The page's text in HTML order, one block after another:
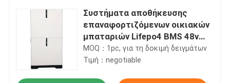
Συστήματα αποθήκευσης
επαναφορτιζόμενων οικιακών
μπαταριών Lifepo4 BMS 48v
51.2v
MOQ：1pc, για τη δοκιμή δειγμάτων
Τιμή：negotiable